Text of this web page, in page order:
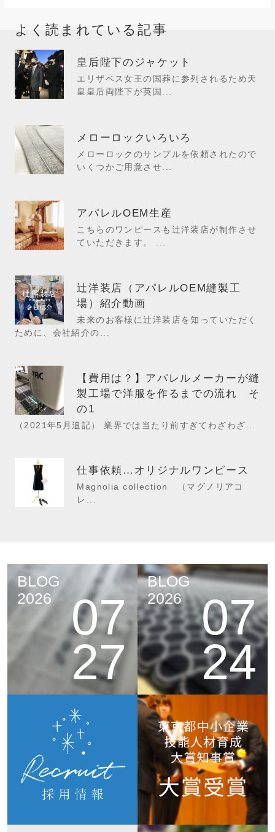
よく読まれている記事
皇后陛下のジャケット
エリザベス女王の国葬に参列されるため天
皇皇后両陛下が英国...
メローロックいろいろ
メローロックのサンプルを依頼されたので
いくつかご用意させ...
アパレルOEM生産
こちらのワンピースも辻洋装店が制作させ
ていただきます。 ...
辻洋装店（アパレルOEM縫製工
場）紹介動画
未来のお客様に辻洋装店を知っていただく
ために、会社紹介の...
【費用は？】アパレルメーカーが縫
製工場で洋服を作るまでの流れ そ
の1
（2021年5月追記） 業界では当たり前すぎてわざわざ...
仕事依頼…オリジナルワンピース
Magnolia collection （マグノリアコ
レ...
BLOG
2026
07
27
BLOG
2026
07
24